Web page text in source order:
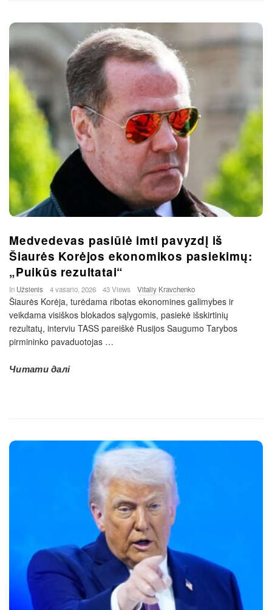
Medvedevas pasiūlė imti pavyzdį iš
Šiaurės Korėjos ekonomikos pasiekimų:
„Puikūs rezultatai“
In Užsienis 4 vasario, 2026 43 Views Vitaliy Kravchenko
Šiaurės Korėja, turėdama ribotas ekonomines galimybes ir
veikdama visiškos blokados sąlygomis, pasiekė išskirtinių
rezultatų, interviu TASS pareiškė Rusijos Saugumo Tarybos
pirmininko pavaduotojas …
Читати далі